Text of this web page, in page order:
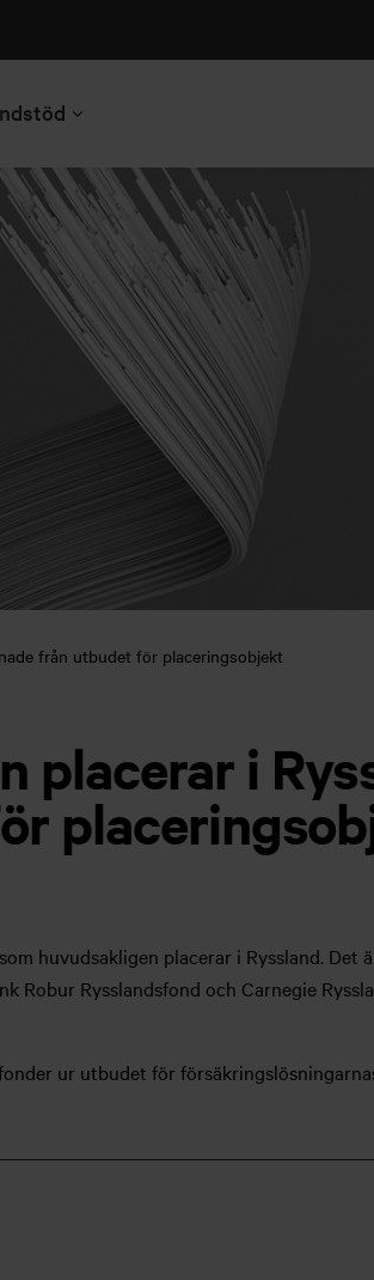
från utbudet för placeringsobjekt
placerar i
huvudsakligen placerar i Ryssland. Det
Robur Rysslandsfond och Carnegie
ur utbudet för